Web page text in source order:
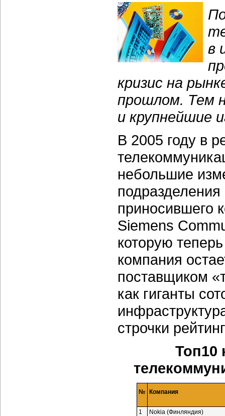
в
кризис на
прошлом. Тем
и крупнейшие
В 2005 году в
небольшие
приносившего
Siemens
которую
компания
поставщиком
как гиганты
строчки
Топ10
№ Компания
1 Nokia (Финляндия)